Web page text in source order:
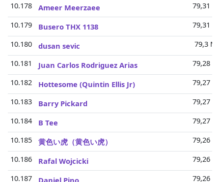
10.178
Ameer Meerzaee
79,31
10.179
Busero THX 1138
79,31
10.180
dusan sevic
79,3
10.181
Juan Carlos Rodriguez Arias
79,28
10.182
Hottesome (Quintin Ellis Jr)
79,27
10.183
Barry Pickard
79,27
10.184
B Tee
79,27
10.185
黄色い虎（黄色い虎）
79,26
10.186
Rafal Wojcicki
79,26
10.187
Daniel Pino
79,26